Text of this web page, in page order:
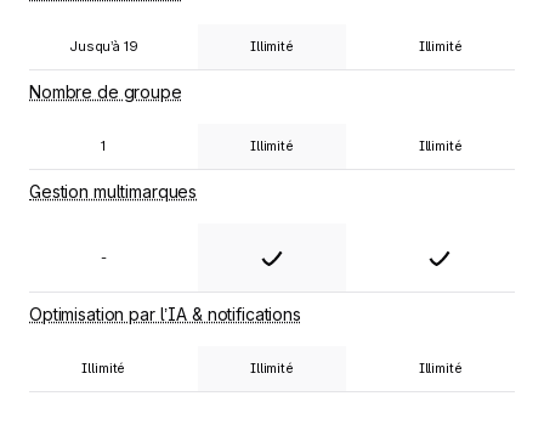
Jusqu’à 19 Illimité Illimité
Nombre de groupe
1 Illimité Illimité
Gestion multimarques
-
Optimisation par l’IA & notifications
Illimité Illimité Illimité